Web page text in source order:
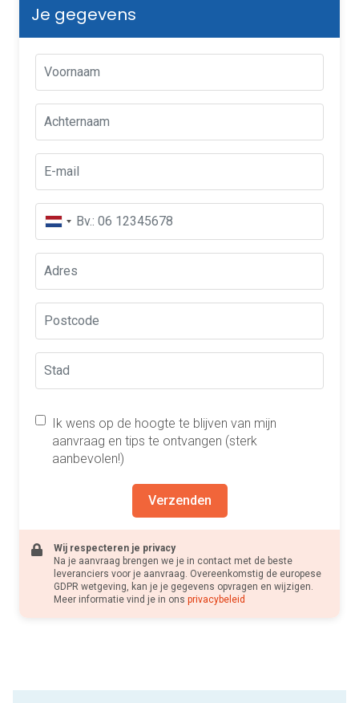
Je gegevens
Ik wens op de hoogte te blijven van mijn
aanvraag en tips te ontvangen (sterk
aanbevolen!)
Verzenden
Wij respecteren je privacy
Na je aanvraag brengen we je in contact met de beste
leveranciers voor je aanvraag. Overeenkomstig de europese
GDPR wetgeving, kan je je gegevens opvragen en wijzigen.
Meer informatie vind je in ons privacybeleid